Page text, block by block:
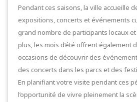
Pendant ces saisons, la ville accueille
expositions, concerts et événements
grand nombre de participants locaux
plus, les mois d’été offrent également
occasions de découvrir des
des concerts dans les parcs et des
En planifiant votre visite pendant ces
l’opportunité de vivre pleinement la